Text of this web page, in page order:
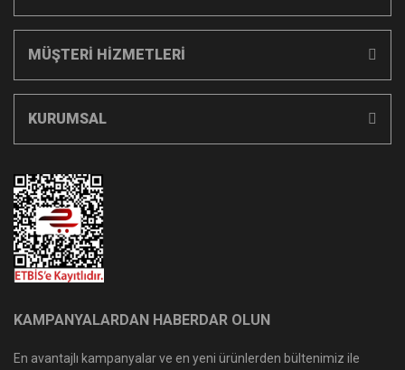
MÜŞTERİ HİZMETLERİ
KURUMSAL
KAMPANYALARDAN HABERDAR OLUN
En avantajlı kampanyalar ve en yeni ürünlerden bültenimiz ile